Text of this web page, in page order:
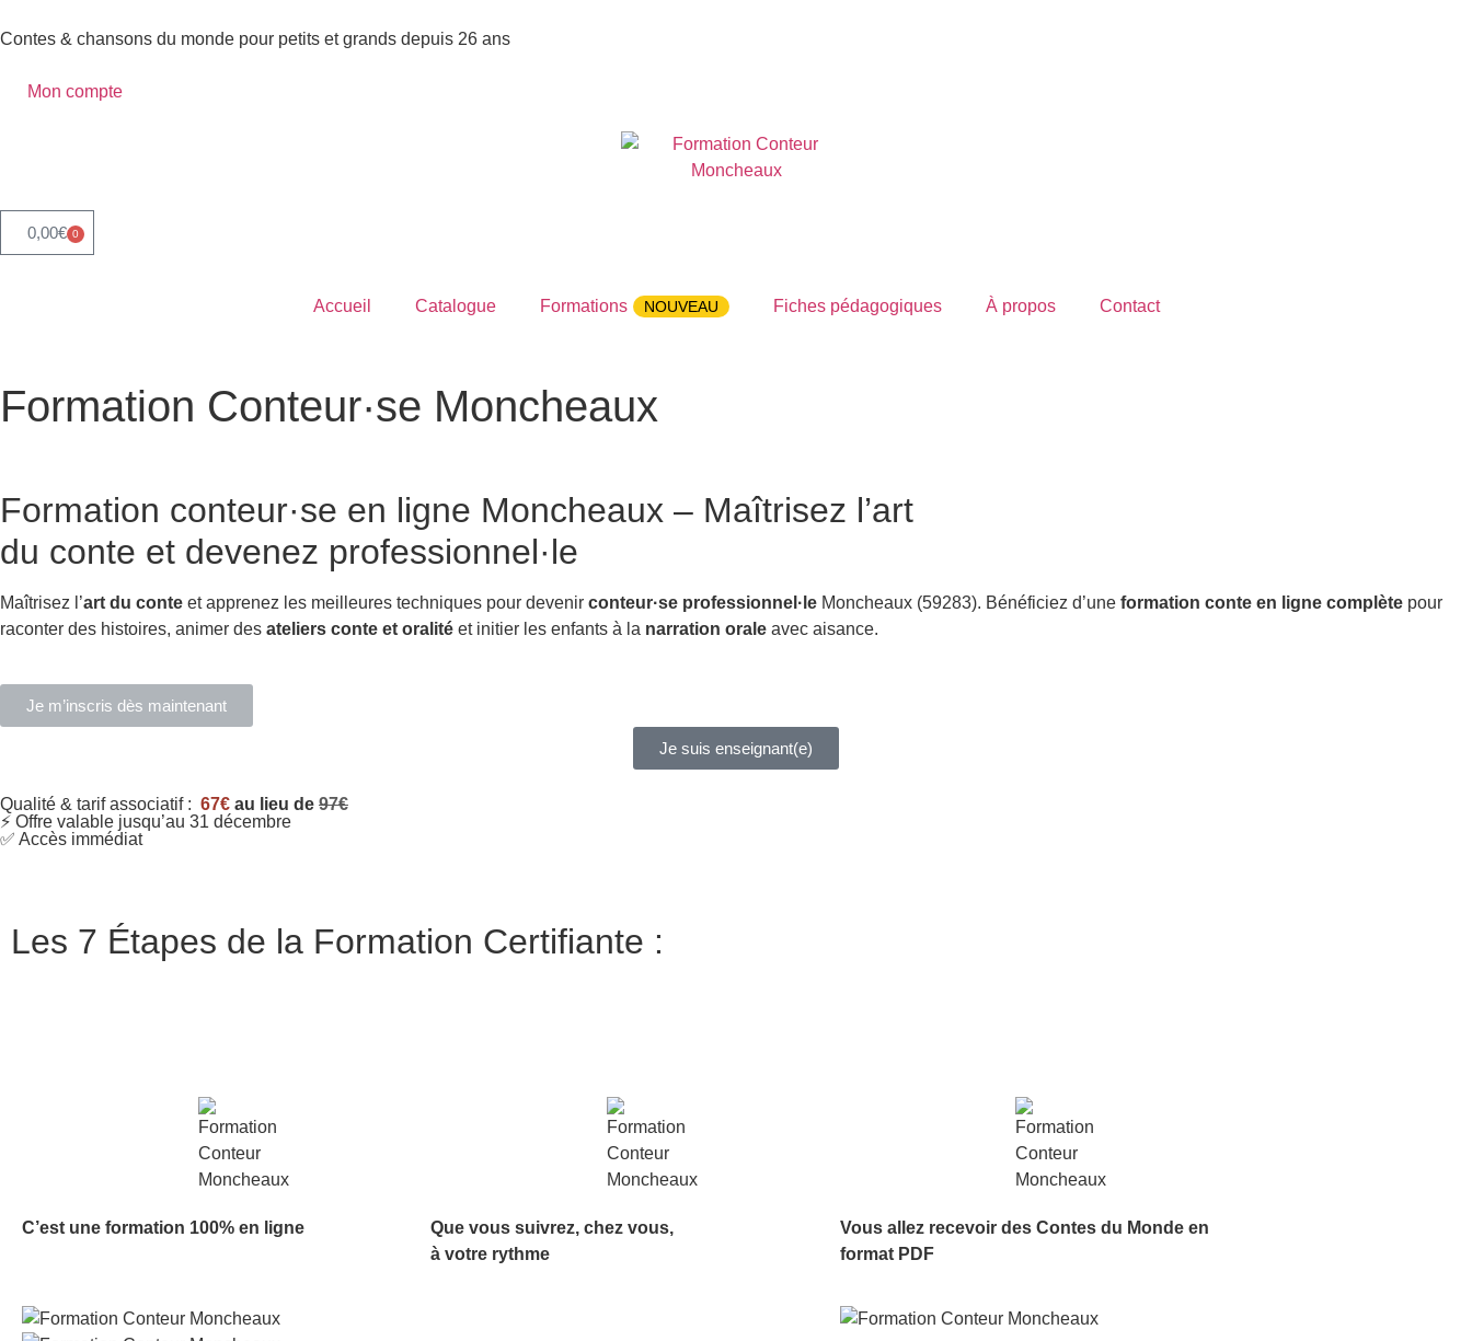
Contes & chansons du monde pour petits et grands depuis 26 ans
Mon compte
0,00€ 0
Accueil Catalogue Formations NOUVEAU Fiches pédagogiques À propos Contact
Formation Conteur·se Moncheaux
Formation conteur·se en ligne Moncheaux – Maîtrisez l’art
du conte et devenez professionnel·le
Maîtrisez l’art du conte et apprenez les meilleures techniques pour devenir conteur·se professionnel·le Moncheaux (59283). Bénéficiez d’une formation conte en ligne complète pour
raconter des histoires, animer des ateliers conte et oralité et initier les enfants à la narration orale avec aisance.
Je m’inscris dès maintenant
Je suis enseignant(e)
Qualité & tarif associatif : 67€ au lieu de 97€
⚡ Offre valable jusqu’au 31 décembre
✅ Accès immédiat
Les 7 Étapes de la Formation Certifiante :
C’est une formation 100% en ligne
Que vous suivrez, chez vous,
à votre rythme
Vous allez recevoir des Contes du Monde en
format PDF